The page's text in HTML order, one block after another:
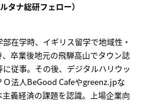
タナ総研フェロー）
在学時、イギリス留学で地域性・
卒業後地元の飛騨高山でタウン誌
従事。その後、デジタルハリウッ
Ｏ法人BeGood Cafeやgreenz.jpな
義経済の課題を認識。上場企業向